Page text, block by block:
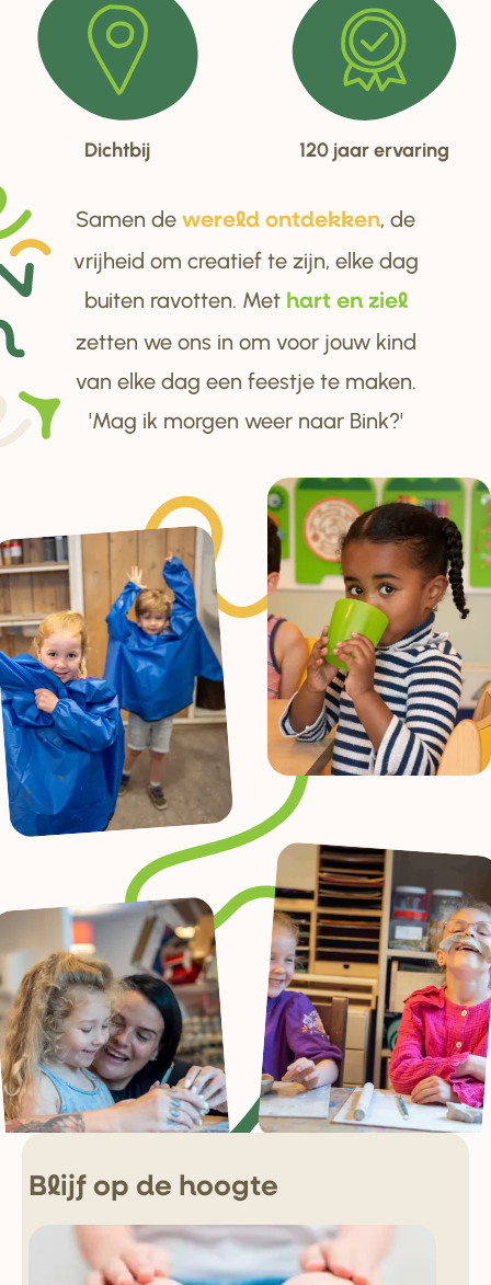
Dichtbij 120 jaar ervaring
Samen de wereld ontdekken, de
vrijheid om creatief te zijn, elke dag
buiten ravotten. Met hart en ziel
zetten we ons in om voor jouw kind
van elke dag een feestje te maken.
'Mag ik morgen weer naar Bink?'
Blijf op de hoogte